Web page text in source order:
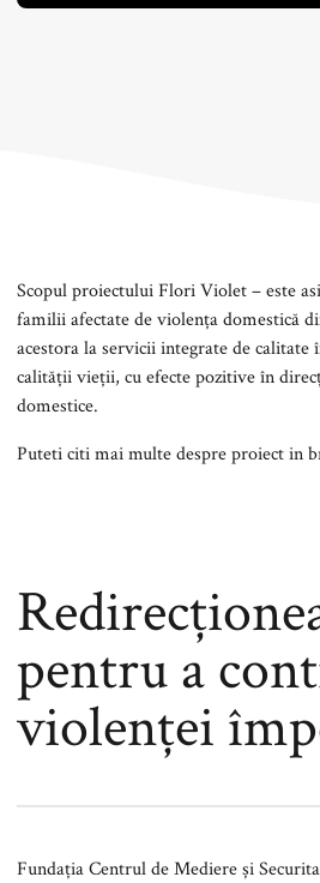
Scopul proiectului Flori Violet – este
familii afectate de violența domestică
acestora la servicii integrate de
calității vieții, cu efecte pozitive în
domestice.
Puteti citi mai multe despre proiect in
pentru a
violenței
Fundația Centrul de Mediere și Securitate Comunitară (CMSC) -